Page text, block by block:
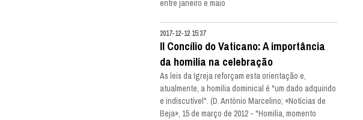
entre janeiro e maio
2017-12-12 15:37
II Concílio do Vaticano: A importância
da homilia na celebração
As leis da Igreja reforçam esta orientação e,
atualmente, a homilia dominical é "um dado adquirido
e indiscutível". (D. António Marcelino; «Notícias de
Beja», 15 de março de 2012 - "Homilia, momento